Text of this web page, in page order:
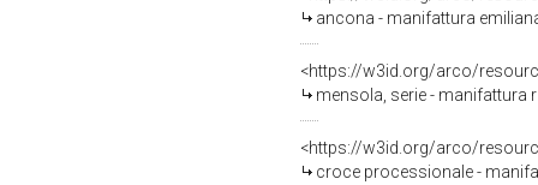
ancona - manifattura
<https://w3id.org/arco/
mensola, serie - manifattura
<https://w3id.org/arco/
croce processionale -